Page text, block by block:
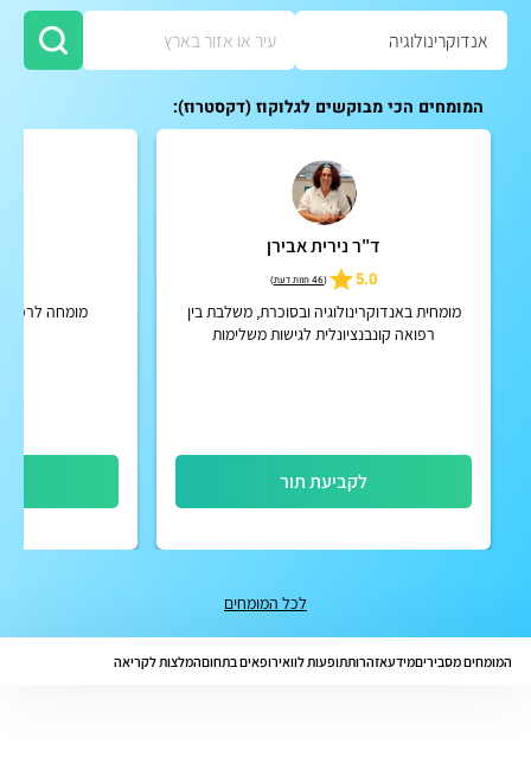
המומחים הכי מבוקשים לגלוקוז (דקסטרוז):
ד"ר נירית אבירן
5.0
(46 חוות דעת )
מומחית באנדוקרינולוגיה ובסוכרת, משלבת בין
רפואה קונבנציונלית לגישות משלימות
לקביעת תור
מומחה לרפואה
לכל המומחים
המומחים מסביריםמידעאזהרותתופעות לוואירופאים בתחוםהמלצות לקריאה